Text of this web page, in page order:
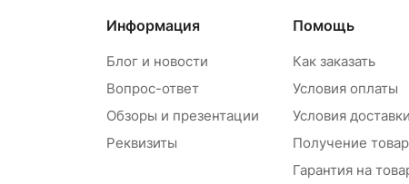
Информация
Блог и новости
Вопрос-ответ
Обзоры и презентации
Реквизиты
Помощь
Как заказать
Условия оплаты
Условия доставки
Получение
Гарантия на